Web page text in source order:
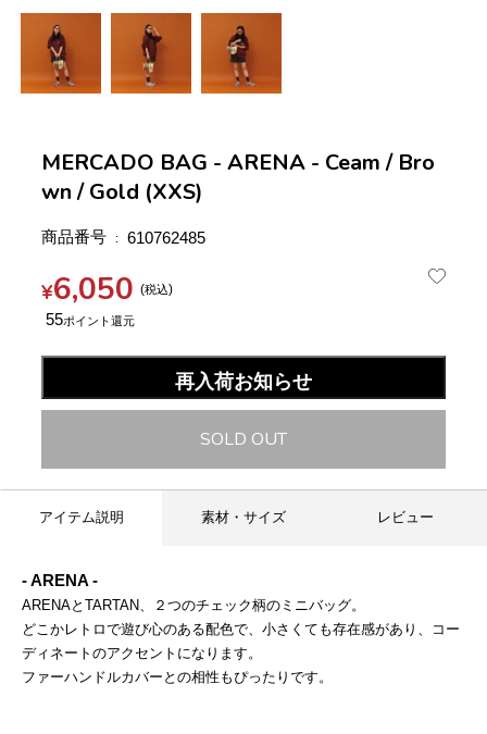
MERCADO BAG - ARENA - Ceam / Bro
wn / Gold (XXS)
商品番号 610762485
¥6,050 税込
55
再入荷お知らせ
SOLD OUT
アイテム説明 素材・サイズ レビュー
- ARENA -
ARENAとTARTAN、２つのチェック柄のミニバッグ。
どこかレトロで遊び心のある配色で、小さくても存在感があり、コー
ディネートのアクセントになります。
ファーハンドルカバーとの相性もぴったりです。